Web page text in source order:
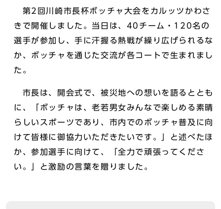
第2回川崎市長杯ボッチャ大会をカルッツかわさ
きで開催しました。当日は、40チーム・120名の
選手が参加し、手に汗握る熱戦が繰り広げられるな
か、ボッチャを通じた交流が各コートで生まれまし
た。
市長は、開会式で、被災地への想いを語るととも
に、「ボッチャは、老若男女みんなで楽しめる素晴
らしいスポーツであり、市内でのボッチャ普及に向
けて皆様に御協力いただきたいです。」と述べたほ
か、参加選手に向けて、「全力で頑張ってくださ
い。」と激励の言葉を贈りました。